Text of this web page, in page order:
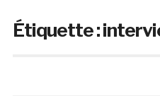
Étiquette :